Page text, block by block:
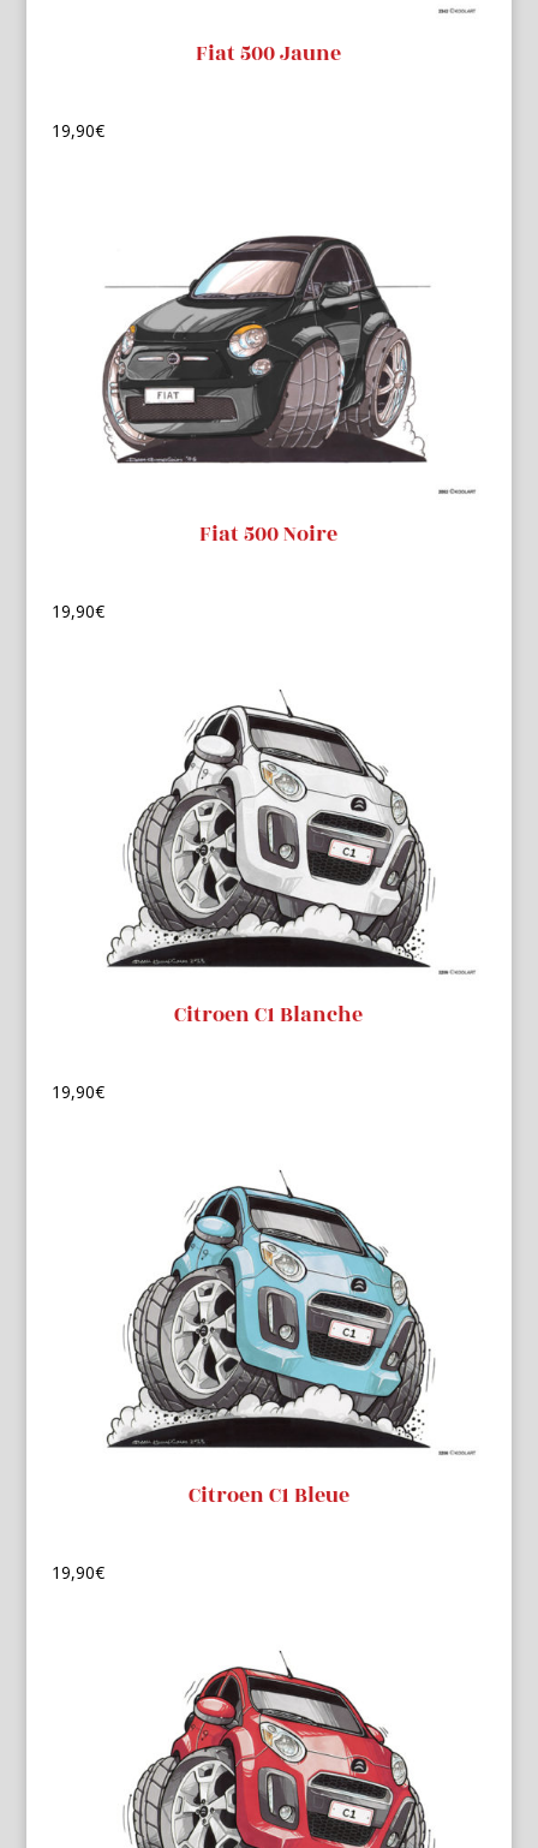
Fiat 500 Jaune
19,90€
Fiat 500 Noire
19,90€
Citroen C1 Blanche
19,90€
Citroen C1 Bleue
19,90€